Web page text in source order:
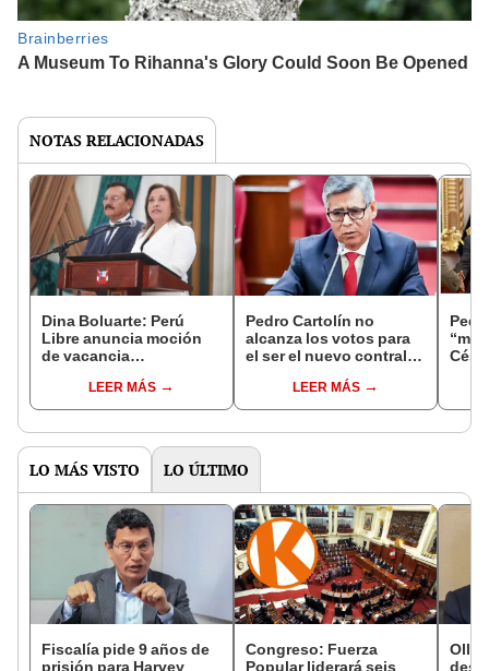
NOTAS RELACIONADAS
Dina Boluarte: Perú
Libre anuncia moción
de vacancia
LEER MÁS
Pedro Cartolín no
alcanza los votos para
el ser el nuevo contralor
LEER MÁS
LO MÁS VISTO LO ÚLTIMO
Fiscalía pide 9 años de
prisión para Harvey
Congreso: Fuerza
Popular liderará seis